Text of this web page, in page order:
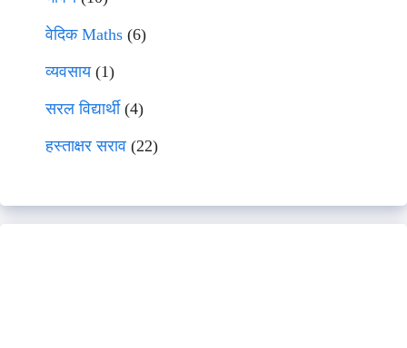
वेदिक Maths (6)
व्यवसाय(1)
सरल विद्यार्थी(4)
हस्ताक्षर सराव (22)